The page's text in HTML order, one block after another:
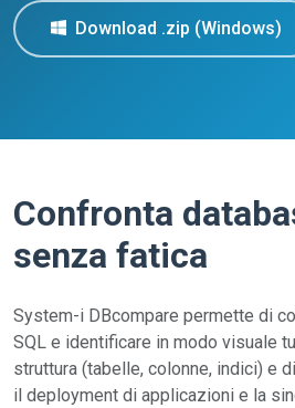
Download .zip (Windows)
Confronta
senza fatica
System-i DBcompare permette di
SQL e identificare in modo visuale
struttura (tabelle, colonne, indici) e
il deployment di applicazioni e la